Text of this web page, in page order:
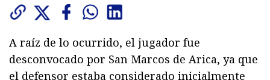
A raíz de lo ocurrido, el jugador fue
desconvocado por San Marcos de Arica, ya que
el defensor estaba considerado inicialmente